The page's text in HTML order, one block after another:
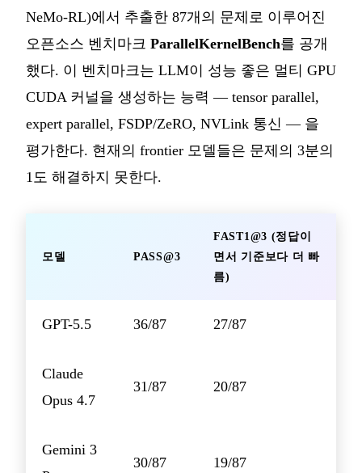
NeMo-RL)에서 추출한 87개의 문제로 이루어진
오픈소스 벤치마크 ParallelKernelBench를 공개
했다. 이 벤치마크는 LLM이 성능 좋은 멀티 GPU
CUDA 커널을 생성하는 능력 — tensor parallel,
expert parallel, FSDP/ZeRO, NVLink 통신 — 을
평가한다. 현재의 frontier 모델들은 문제의 3분의
1도 해결하지 못한다.
모델 PASS@3
FAST1@3 (정답이
면서 기준보다 더 빠
름)
GPT-5.5 36/87 27/87
Claude
Opus 4.7
31/87 20/87
Gemini 3
30/87 19/87